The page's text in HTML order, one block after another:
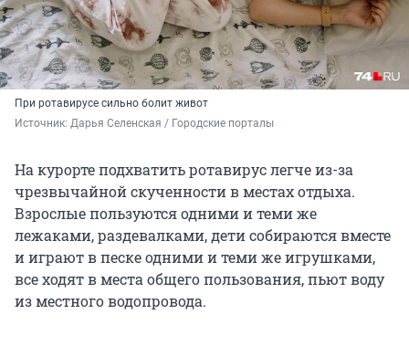
При ротавирусе сильно болит живот
Источник: Дарья Селенская / Городские порталы
На курорте подхватить ротавирус легче из-за
чрезвычайной скученности в местах отдыха.
Взрослые пользуются одними и теми же
лежаками, раздевалками, дети собираются вместе
и играют в песке одними и теми же игрушками,
все ходят в места общего пользования, пьют воду
из местного водопровода.